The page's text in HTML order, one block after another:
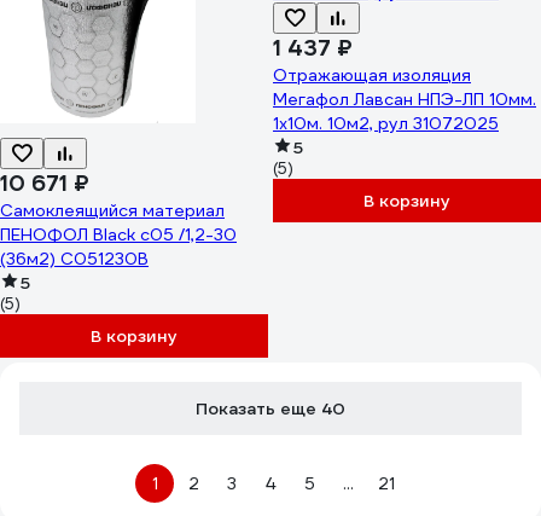
10 671 ₽
Самоклеящийся материал
ПЕНОФОЛ Black с05 /1,2-30
(36м2) С051230В
5
(5)
В корзину
1 437 ₽
Отражающая изоляция
Мегафол Лавсан НПЭ-ЛП 10мм.
1x10м. 10м2, рул 31072025
5
(5)
В корзину
Показать еще 40
1 2 3 4 5 ... 21